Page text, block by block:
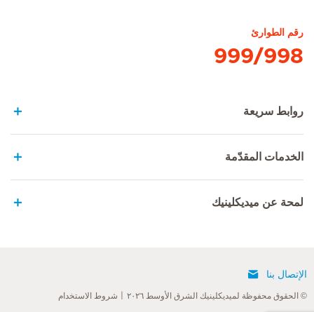
رقم الطوارئ
999/998
روابط سريعة
الخدمات المقدّمة
لمحة عن ميديكلينيك
الإتصال بنا
© الحقوق محفوظة لميديكلينيك الشرق الأوسط ٢٠٢٦ شروط الاستخدام